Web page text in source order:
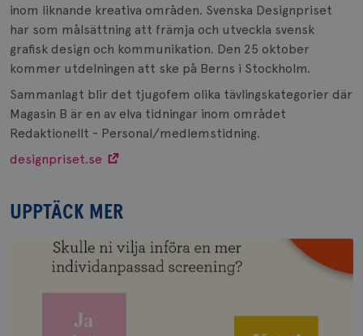
inom liknande kreativa områden. Svenska Designpriset
har som målsättning att främja och utveckla svensk
grafisk design och kommunikation. Den 25 oktober
kommer utdelningen att ske på Berns i Stockholm.
Sammanlagt blir det tjugofem olika tävlingskategorier där
Magasin B är en av elva tidningar inom området
Redaktionellt - Personal/medlemstidning.
designpriset.se
UPPTÄCK MER